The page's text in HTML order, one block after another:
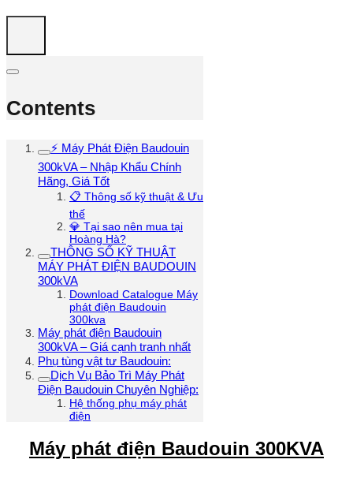
Contents
⚡ Máy Phát Điện Baudouin
300kVA – Nhập Khẩu Chính
Hãng, Giá Tốt
📋 Thông số kỹ thuật & Ưu
thế
💎 Tại sao nên mua tại
Hoàng Hà?
THÔNG SỐ KỸ THUẬT
MÁY PHÁT ĐIỆN BAUDOUIN
300kVA
Download Catalogue Máy
phát điện Baudouin
300kva
Máy phát điện Baudouin
300kVA – Giá cạnh tranh nhất
Phụ tùng vật tư Baudouin:
Dịch Vụ Bảo Trì Máy Phát
Điện Baudouin Chuyên Nghiệp:
Hệ thống phụ máy phát
điện
Máy phát điện Baudouin 300KVA